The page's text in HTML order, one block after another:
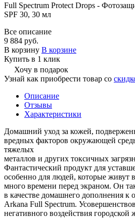
Full Spectrum Protect Drops -
SPF 30, 30 мл
Все описание
9 884 руб.
В корзину В корзине
Купить в 1 клик
Хочу в подарок
Узнай как приобрести товар со
Описание
Отзывы
Характеристики
Домашний уход за кожей,
вредных факторов окружающей
тяжелых
металлов и других токсичных
Фантастический продукт для
особенно для людей, которые живут
много времени перед экраном. Он
в качестве домашнего дополнения к
Arkana Full Spectrum.
негативного воздействия городской